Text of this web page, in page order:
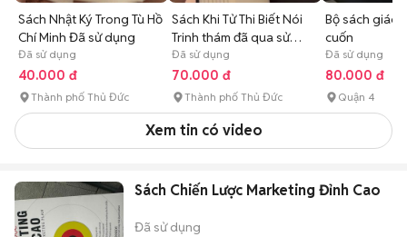
Sách Nhật Ký Trong Tù Hồ
Chí Minh Đã sử dụng
Đã sử dụng
40.000 đ
Thành phố Thủ Đức
Sách Khi Tử Thi Biết Nói
Trinh thám đã qua sử
dụng
Đã sử dụng
70.000 đ
Thành phố Thủ Đức
Bộ sách giáo
cuốn
Đã sử dụng
80.000 đ
Quận 4
Xem tin có video
Sách Chiến Lược Marketing Đỉnh Cao
Đã sử dụng